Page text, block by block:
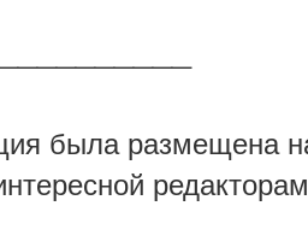
была размещена